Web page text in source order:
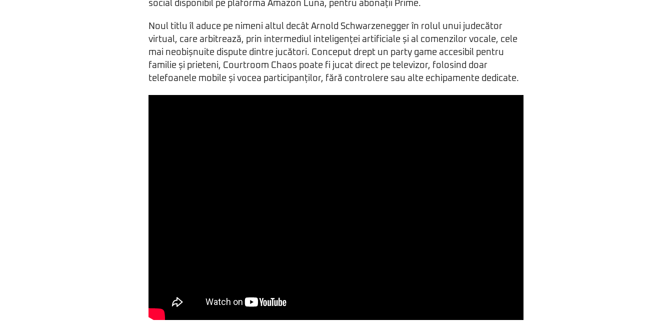
social disponibil pe plaforma Amazon Luna, pentru abonații Prime.
Noul titlu îl aduce pe nimeni altul decât Arnold Schwarzenegger în rolul unui judecător
virtual, care arbitrează, prin intermediul inteligenței artificiale și al comenzilor vocale, cele
mai neobișnuite dispute dintre jucători. Conceput drept un party game accesibil pentru
familie și prieteni, Courtroom Chaos poate fi jucat direct pe televizor, folosind doar
telefoanele mobile și vocea participanților, fără controlere sau alte echipamente dedicate.